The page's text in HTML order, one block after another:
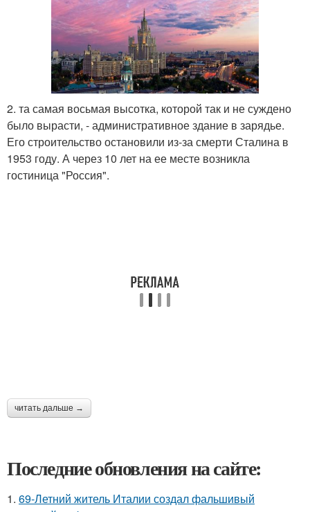
2. та самая восьмая высотка, которой так и не суждено
было вырасти, - административное здание в зарядье.
Его строительство остановили из-за смерти Сталина в
1953 году. А через 10 лет на ее месте возникла
гостиница "Россия".
читать дальше →
Последние обновления на сайте:
1. 69-Летний житель Италии создал фальшивый